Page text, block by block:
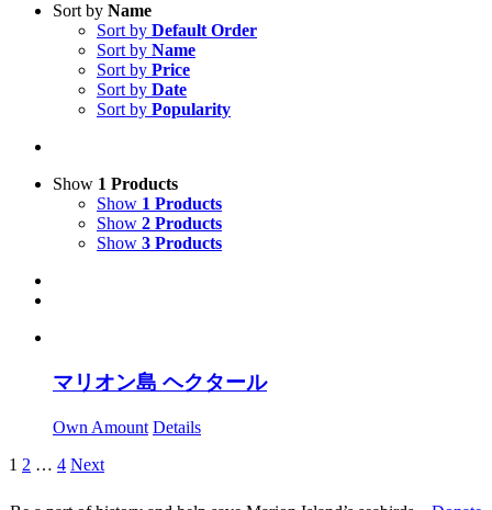
Sort by Name
Sort by Default Order
Sort by Name
Sort by Price
Sort by Date
Sort by Popularity
Show 1 Products
Show 1 Products
Show 2 Products
Show 3 Products
マリオン島 ヘクタール
Own Amount Details
1 2 … 4 Next